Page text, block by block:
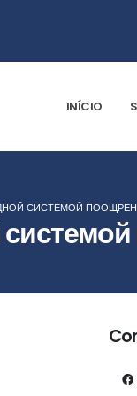
INÍCIO
СИСТЕМОЙ